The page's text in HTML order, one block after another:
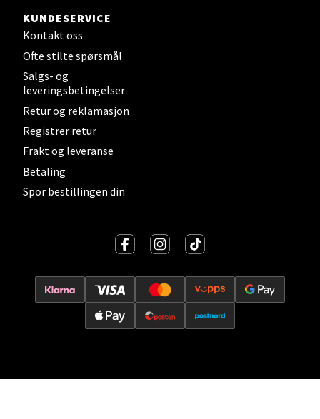
KUNDESERVICE
Kontakt oss
Ofte stilte spørsmål
Salgs- og
leveringsbetingelser
Retur og reklamasjon
Registrer retur
Frakt og leveranse
Betaling
Spor bestillingen din
Oslo - Thon Senter Storo
Vitaminveien 7 - 9, 0485 Oslo
Åpent i dag 10-21
0 i butikk
Lillehammer - Strandtorget
Åpent i dag 09-20
0 i butikk